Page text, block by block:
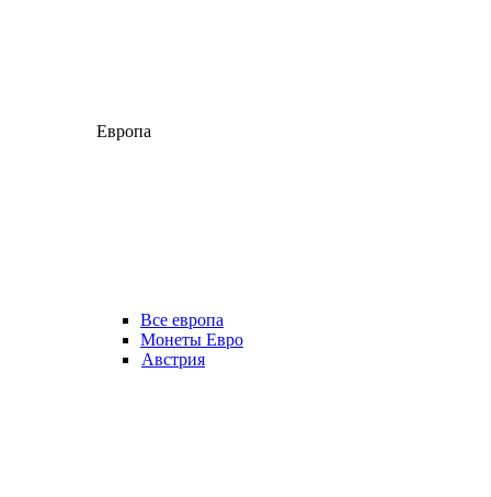
Европа
Все европа
Монеты Евро
Австрия